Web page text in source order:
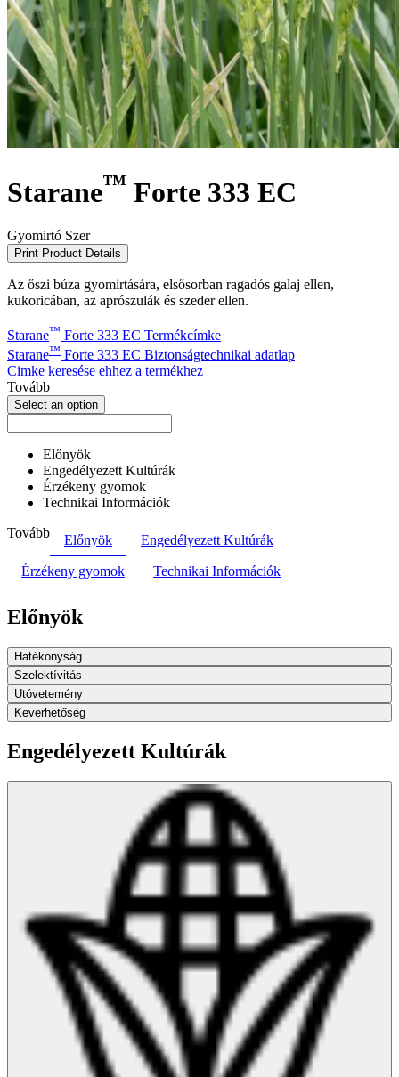
Starane™ Forte 333 EC
Gyomirtó Szer
Print Product Details
Az őszi búza gyomirtására, elsősorban ragadós galaj ellen,
kukoricában, az aprószulák és szeder ellen.
Starane™ Forte 333 EC Termékcímke
Starane™ Forte 333 EC Biztonságtechnikai adatlap
Cimke keresése ehhez a termékhez
Tovább
Select an option
Előnyök
Engedélyezett Kultúrák
Érzékeny gyomok
Technikai Információk
Tovább
Előnyök Engedélyezett Kultúrák
Érzékeny gyomok Technikai Információk
Előnyök
Hatékonyság
Szelektívitás
Utóvetemény
Keverhetőség
Engedélyezett Kultúrák